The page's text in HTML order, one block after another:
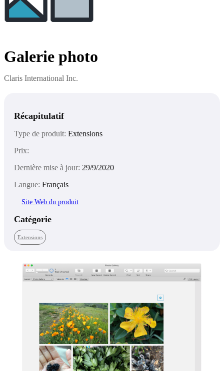
Galerie photo
Claris International Inc.
Récapitulatif
Type de produit: Extensions
Prix:
Dernière mise à jour: 29/9/2020
Langue: Français
Site Web du produit
Catégorie
Extensions